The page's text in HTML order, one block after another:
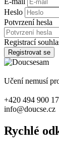
Heslo
Potvrzení hesla
Registrací
Registrovat se
Učení nemusí
+420 494 900
info@doucse.cz
Rychlé